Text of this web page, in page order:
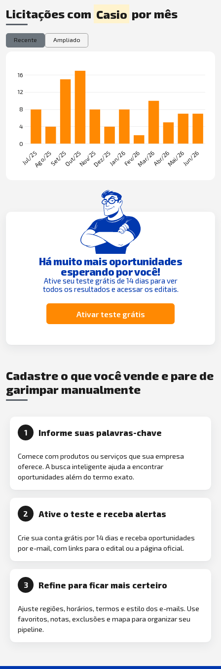
Licitações com Casio por mês
Recente Ampliado
Há muito mais oportunidades
esperando por você!
Ative seu teste grátis de 14 dias para ver
todos os resultados e acessar os editais.
Ativar teste grátis
Cadastre o que você vende e pare de
garimpar manualmente
1 Informe suas palavras-chave
Comece com produtos ou serviços que sua empresa
oferece. A busca inteligente ajuda a encontrar
oportunidades além do termo exato.
2 Ative o teste e receba alertas
Crie sua conta grátis por 14 dias e receba oportunidades
por e-mail, com links para o edital ou a página oficial.
3 Refine para ficar mais certeiro
Ajuste regiões, horários, termos e estilo dos e-mails. Use
favoritos, notas, exclusões e mapa para organizar seu
pipeline.